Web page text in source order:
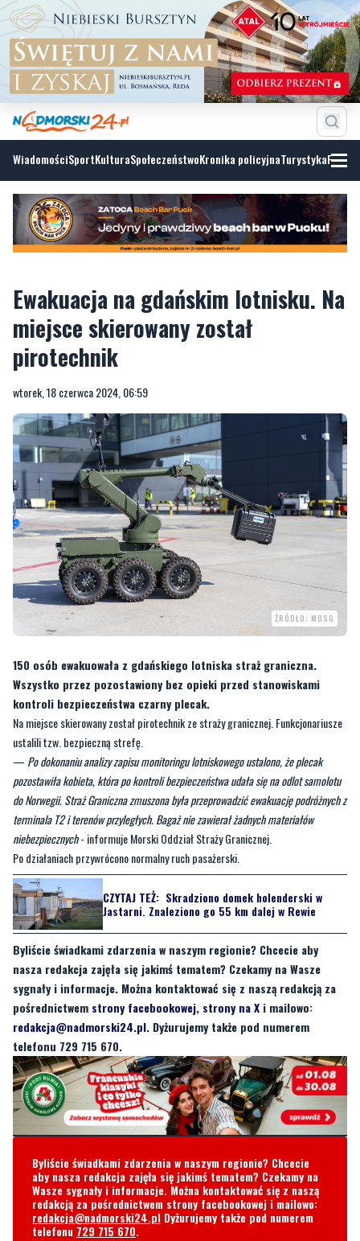
WiadomościSportKulturaSpołeczeństwoKronika policyjnaTurystyka
Ewakuacja na gdańskim lotnisku. Na
miejsce skierowany został
pirotechnik
wtorek, 18 czerwca 2024, 06:59
ŹRÓDŁO: MOSG
150 osób ewakuowała z gdańskiego lotniska straż graniczna.
Wszystko przez pozostawiony bez opieki przed stanowiskami
kontroli bezpieczeństwa czarny plecak.
Na miejsce skierowany został pirotechnik ze straży granicznej. Funkcjonariusze
ustalili tzw. bezpieczną strefę.
— Po dokonaniu analizy zapisu monitoringu lotniskowego ustalono, że plecak
pozostawiła kobieta, która po kontroli bezpieczeństwa udała się na odlot samolotu
do Norwegii. Straż Graniczna zmuszona była przeprowadzić ewakuację podróżnych z
terminala T2 i terenów przyległych. Bagaż nie zawierał żadnych materiałów
niebezpiecznych- informuje Morski Oddział Straży Granicznej.
Po działaniach przywrócono normalny ruch pasażerski.
CZYTAJ TEŻ: Skradziono domek holenderski w
Jastarni. Znaleziono go 55 km dalej w Rewie
Byliście świadkami zdarzenia w naszym regionie? Chcecie aby
nasza redakcja zajęła się jakimś tematem? Czekamy na Wasze
sygnały i informacje. Można kontaktować się z naszą redakcją za
pośrednictwem strony facebookowej, strony na X i mailowo:
redakcja@nadmorski24.pl. Dyżurujemy także pod numerem
telefonu 729 715 670.
Byliście świadkami zdarzenia w naszym regionie? Chcecie
aby nasza redakcja zajęła się jakimś tematem? Czekamy na
Wasze sygnały i informacje. Można kontaktować się z naszą
redakcją za pośrednictwem strony facebookowej i mailowo:
redakcja@nadmorski24.pl Dyżurujemy także pod numerem
telefonu 729 715 670.